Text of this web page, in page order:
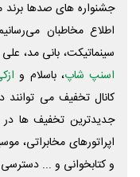
جشنواره های صدها برند
اطلاع مخاطبان
سینماتیکت، بانی مد، علی‌
اسنپ شاپ، باسلام و
کانال تخفیف می توانند
جدیدترین تخفیف ها در
اپراتورهای مخابراتی،
و کتابخوانی و ... دسترسی